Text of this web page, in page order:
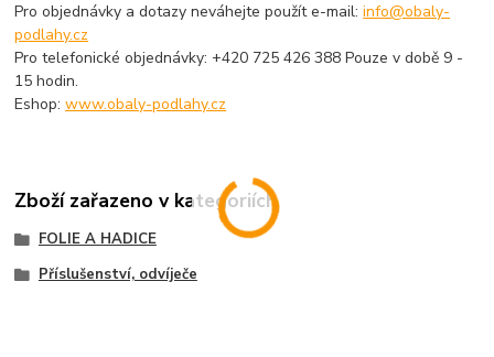
Pro objednávky a dotazy neváhejte použít e-mail:info@obaly-
podlahy.cz
Pro telefonické objednávky: +420 725 426 388 Pouze v době 9 -
15 hodin.
Eshop:www.obaly-podlahy.cz
Zboží zařazeno v kategoriích
FOLIE A HADICE
Příslušenství, odvíječe